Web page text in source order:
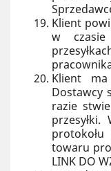
Klient
w
Klient
Dostawcy
razie
przesyłki.
towaru
LINK DO